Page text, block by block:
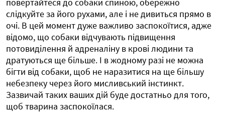
повертайтеся до собаки спиною, обережно
слідкуйте за його рухами, але і не дивиться прямо в
очі. В цей момент дуже важливо заспокоїтися, адже
відомо, що собаки відчувають підвищення
потовиділення й адреналіну в крові людини та
дратуються ще більше. І в жодному разі не можна
бігти від собаки, щоб не наразитися на ще більшу
небезпеку через його мисливський інстинкт.
Зазвичай таких ваших дій буде достатньо для того,
щоб тварина заспокоїлася.